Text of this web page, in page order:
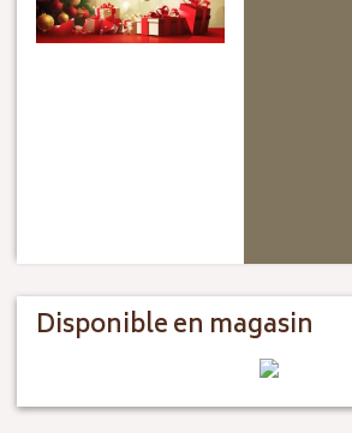
Disponible en magasin